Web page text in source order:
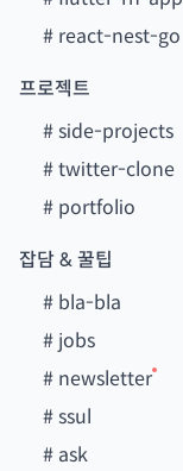
# react-nest-go
프로젝트
#side-projects
#twitter-clone
# portfolio
잡담 & 꿀팁
# bla-bla
# jobs
# newsletter
#ssul
# ask